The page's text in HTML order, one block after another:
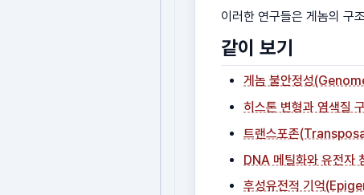
이러한 연구들은 게놈의 구
같이 보기
게놈 불안정성
히스톤 변형과 염색질
트랜스포존
DNA 메틸화와 유전자
후성유전적 기억